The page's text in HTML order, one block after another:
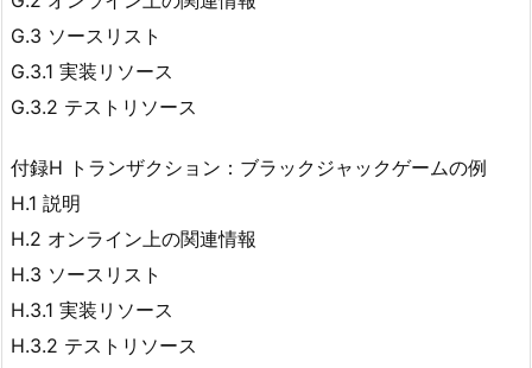
G.3 ソースリスト
G.3.1 実装リソース
G.3.2 テストリソース
付録H トランザクション：ブラックジャックゲームの例
H.1 説明
H.2 オンライン上の関連情報
H.3 ソースリスト
H.3.1 実装リソース
H.3.2 テストリソース